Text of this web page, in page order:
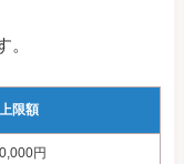
。
限額
円